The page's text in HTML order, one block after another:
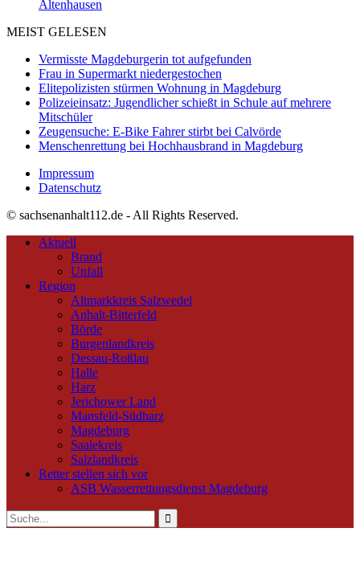
Altenhausen
MEIST GELESEN
Vermisste Magdeburgerin tot aufgefunden
Frau in Supermarkt niedergestochen
Elitepolizisten stürmen Wohnung in Magdeburg
Polizeieinsatz: Jugendlicher schießt in Schule auf mehrere
Mitschüler
Zeugensuche: E-Bike Fahrer stirbt bei Calvörde
Menschenrettung bei Hochhausbrand in Magdeburg
Impressum
Datenschutz
© sachsenanhalt112.de - All Rights Reserved.
Aktuell
Brand
Unfall
Region
Altmarkkreis Salzwedel
Anhalt-Bitterfeld
Börde
Burgenlandkreis
Dessau-Roßlau
Halle
Harz
Jerichower Land
Mansfeld-Südharz
Magdeburg
Saalekreis
Salzlandkreis
Retter stellen sich vor
ASB Wasserrettungsdienst Magdeburg